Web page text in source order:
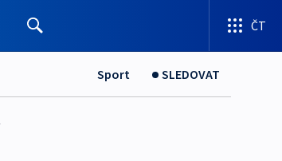
ČT
Sport SLEDOVAT